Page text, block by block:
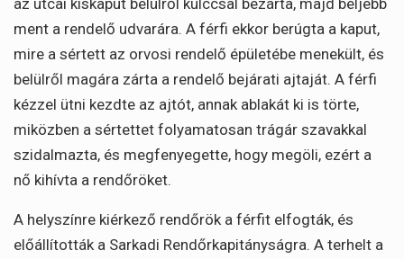
az utcai kiskaput belülről kulccsal bezárta, majd beljebb
ment a rendelő udvarára. A férfi ekkor berúgta a kaput,
mire a sértett az orvosi rendelő épületébe menekült, és
belülről magára zárta a rendelő bejárati ajtaját. A férfi
kézzel ütni kezdte az ajtót, annak ablakát ki is törte,
miközben a sértettet folyamatosan trágár szavakkal
szidalmazta, és megfenyegette, hogy megöli, ezért a
nő kihívta a rendőröket.
A helyszínre kiérkező rendőrök a férfit elfogták, és
előállították a Sarkadi Rendőrkapitányságra. A terhelt a